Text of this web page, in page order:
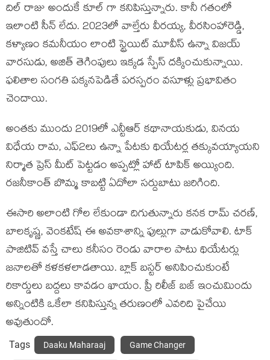
దిల్ రాజు అందుకే కూల్ గా కనిపిస్తున్నారు. కానీ గతంలో
ఇలాంటి సీన్ లేదు. 2023లో వాల్తేరు వీరయ్య, వీరసింహారెడ్డి,
కళ్యాణం కమనీయం లాంటి స్ట్రెయిట్ మూవీస్ ఉన్నా విజయ్
వారసుడు, అజిత్ తెగింపులు ఇక్కడ స్పేస్ దక్కించుకున్నాయి.
ఫలితాల సంగతి పక్కనపెడితే పరస్పరం వసూళ్లు ప్రభావితం
చెందాయి.
అంతకు ముందు 2019లో ఎన్టీఆర్ కథానాయకుడు, వినయ
విధేయ రామ, ఎఫ్2లు ఉన్నా పేటకు థియేటర్ల తక్కువయ్యాయని
నిర్మాత ప్రెస్ మీట్ పెట్టడం అప్పట్లో హాట్ టాపిక్ అయ్యింది.
రజనీకాంత్ బొమ్మ కాబట్టి ఏదోలా సర్దుబాటు జరిగింది.
ఈసారి అలాంటి గోల లేకుండా దిగుతున్నారు కనక రామ్ చరణ్,
బాలకృష్ణ, వెంకటేష్ ఈ అవకాశాన్ని ఫుల్లుగా వాడుకోవాలి. టాక్
పాజిటివ్ వస్తే చాలు కనీసం రెండు వారాల పాటు థియేటర్లు
జనాలతో కళకళలాడతాయి. బ్లాక్ బస్టర్ అనిపించుకుంటే
రికార్డులు బద్దలు కావడం ఖాయం. ప్రీ రిలీజ్ బజ్ ఇంచుమిందు
అన్నింటికి ఒకేలా కనిపిస్తున్న తరుణంలో ఎవరిది పైచేయి
అవుతుందో.
Tags Daaku Maharaaj Game Changer